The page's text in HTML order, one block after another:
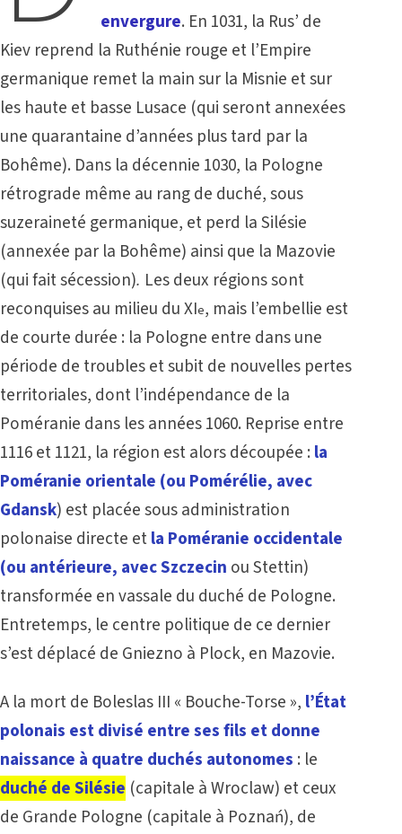
envergure. En 1031, la Rus’ de
Kiev reprend la Ruthénie rouge et l’Empire
germanique remet la main sur la Misnie et sur
les haute et basse Lusace (qui seront annexées
une quarantaine d’années plus tard par la
Bohême). Dans la décennie 1030, la Pologne
rétrograde même au rang de duché, sous
suzeraineté germanique, et perd la Silésie
(annexée par la Bohême) ainsi que la Mazovie
(qui fait sécession). Les deux régions sont
reconquises au milieu du XIe, mais l’embellie est
de courte durée : la Pologne entre dans une
période de troubles et subit de nouvelles pertes
territoriales, dont l’indépendance de la
Poméranie dans les années 1060. Reprise entre
1116 et 1121, la région est alors découpée : la
Poméranie orientale (ou Pomérélie, avec
Gdansk) est placée sous administration
polonaise directe etla Poméranie occidentale
(ou antérieure, avec Szczecin ou Stettin)
transformée en vassale du duché de Pologne.
Entretemps, le centre politique de ce dernier
s’est déplacé de Gniezno à Plock, en Mazovie.
A la mort de Boleslas III « Bouche-Torse », l’État
polonais est divisé entre ses fils et donne
naissance à quatre duchés autonomes : le
duché de Silésie (capitale à Wroclaw) et ceux
de Grande Pologne (capitale à Poznań), de